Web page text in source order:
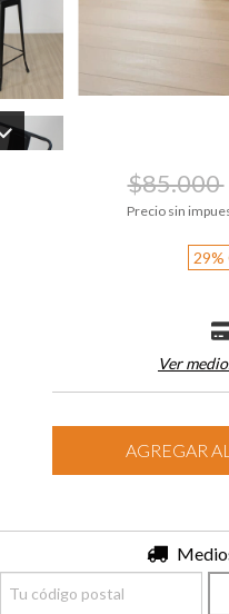
$85.000
Precio sin
29%
Ver